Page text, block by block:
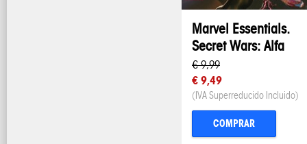
Marvel Essentials.
Secret Wars: Alfa
€ 9,99
€ 9,49
(IVA Superreducido Incluido)
COMPRAR